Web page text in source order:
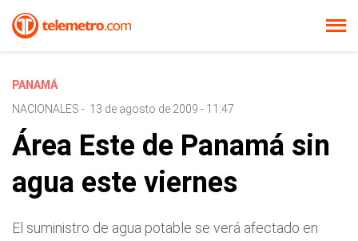
PANAMÁ
NACIONALES - 13 de agosto de 2009 - 11:47
Área Este de Panamá sin
agua este viernes
El suministro de agua potable se verá afectado en